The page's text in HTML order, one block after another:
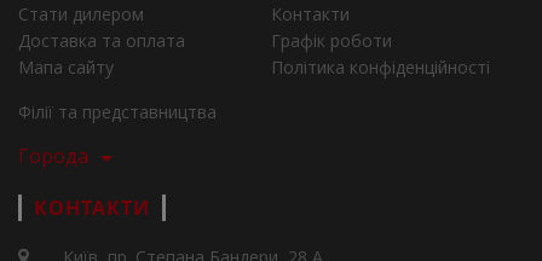
Стати дилером
Контакти
Доставка та оплата
Графік роботи
Мапа сайту
Політика конфіденційності
Філії та представництва
Города
КОНТАКТИ